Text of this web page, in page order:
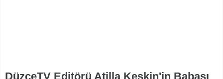
DüzceTV Editörü Atilla Keskin'in Babası